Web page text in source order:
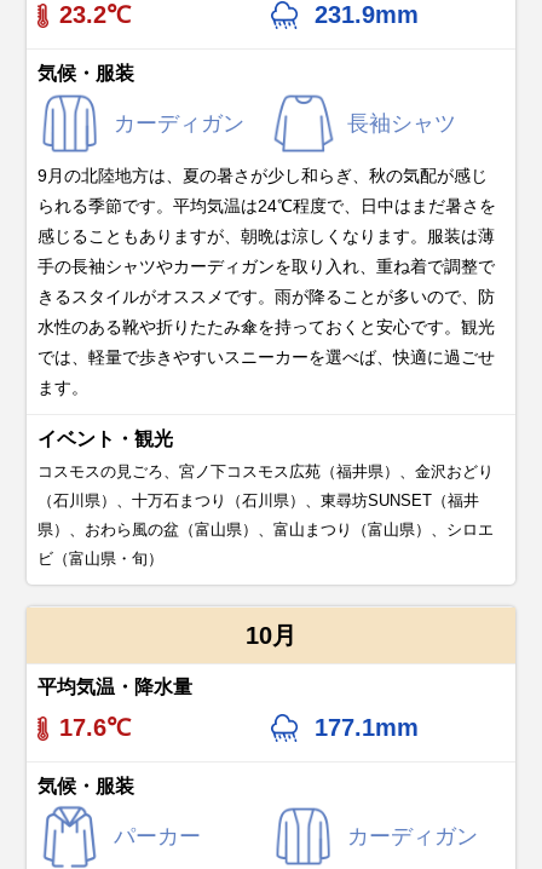
23.2℃ 231.9mm
気候・服装
カーディガン 長袖シャツ
9月の北陸地方は、夏の暑さが少し和らぎ、秋の気配が感じ
られる季節です。平均気温は24℃程度で、日中はまだ暑さを
感じることもありますが、朝晩は涼しくなります。服装は薄
手の長袖シャツやカーディガンを取り入れ、重ね着で調整で
きるスタイルがオススメです。雨が降ることが多いので、防
水性のある靴や折りたたみ傘を持っておくと安心です。観光
では、軽量で歩きやすいスニーカーを選べば、快適に過ごせ
ます。
イベント・観光
コスモスの見ごろ、宮ノ下コスモス広苑（福井県）、金沢おどり
（石川県）、十万石まつり（石川県）、東尋坊SUNSET（福井
県）、おわら風の盆（富山県）、富山まつり（富山県）、シロエ
ビ（富山県・旬）
10月
平均気温・降水量
17.6℃ 177.1mm
気候・服装
パーカー カーディガン